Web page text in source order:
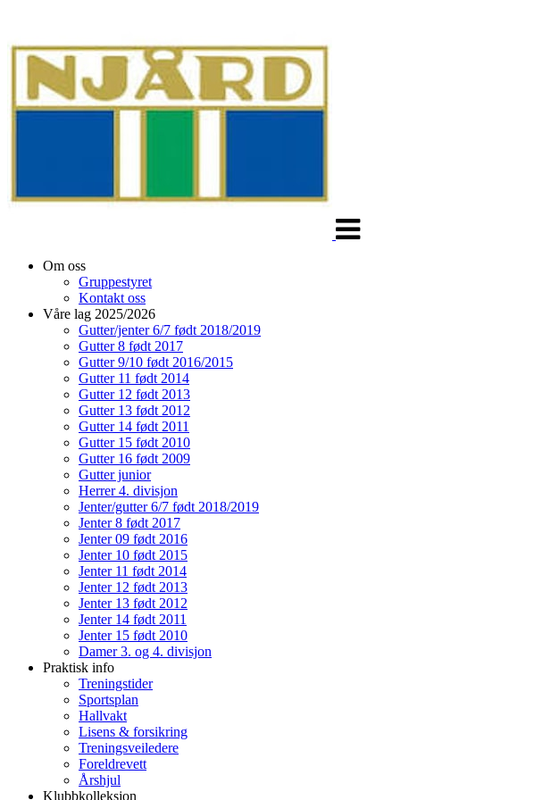
Om oss
Gruppestyret
Kontakt oss
Våre lag 2025/2026
Gutter/jenter 6/7 født 2018/2019
Gutter 8 født 2017
Gutter 9/10 født 2016/2015
Gutter 11 født 2014
Gutter 12 født 2013
Gutter 13 født 2012
Gutter 14 født 2011
Gutter 15 født 2010
Gutter 16 født 2009
Gutter junior
Herrer 4. divisjon
Jenter/gutter 6/7 født 2018/2019
Jenter 8 født 2017
Jenter 09 født 2016
Jenter 10 født 2015
Jenter 11 født 2014
Jenter 12 født 2013
Jenter 13 født 2012
Jenter 14 født 2011
Jenter 15 født 2010
Damer 3. og 4. divisjon
Praktisk info
Treningstider
Sportsplan
Hallvakt
Lisens & forsikring
Treningsveiledere
Foreldrevett
Årshjul
Klubbkolleksjon